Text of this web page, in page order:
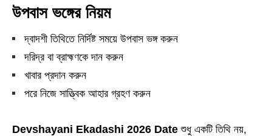
উপবাস ভঙ্গের নিয়ম
দ্বাদশী তিথিতে নির্দিষ্ট সময়ে উপবাস ভঙ্গ করুন
দরিদ্র বা ব্রাহ্মণকে দান করুন
খাবার প্রদান করুন
পরে নিজে সাত্ত্বিক আহার গ্রহণ করুন
Devshayani Ekadashi 2026 Date শুধু একটি তিথি নয়,